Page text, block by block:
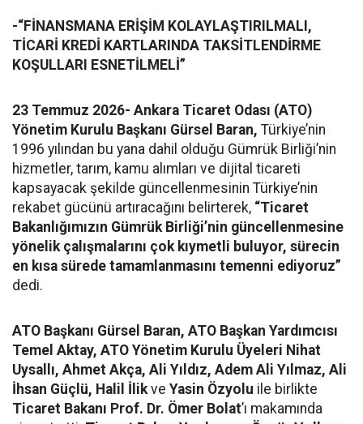
-“FİNANSMANA ERİŞİM KOLAYLAŞTIRILMALI,
TİCARİ KREDİ KARTLARINDA TAKSİTLENDİRME
KOŞULLARI ESNETİLMELİ”
23 Temmuz 2026- Ankara Ticaret Odası (ATO)
Yönetim Kurulu Başkanı Gürsel Baran, Türkiye’nin
1996 yılından bu yana dahil olduğu Gümrük Birliği’nin
hizmetler, tarım, kamu alımları ve dijital ticareti
kapsayacak şekilde güncellenmesinin Türkiye’nin
rekabet gücünü artıracağını belirterek, “Ticaret
Bakanlığımızın Gümrük Birliği’nin güncellenmesine
yönelik çalışmalarını çok kıymetli buluyor, sürecin
en kısa sürede tamamlanmasını temenni ediyoruz”
dedi.
ATO Başkanı Gürsel Baran, ATO Başkan Yardımcısı
Temel Aktay, ATO Yönetim Kurulu Üyeleri Nihat
Uysallı, Ahmet Akça, Ali Yıldız, Adem Ali Yılmaz, Ali
İhsan Güçlü, Halil İlikve Yasin Özyolu ile birlikte
Ticaret Bakanı Prof. Dr. Ömer Bolat’ı makamında